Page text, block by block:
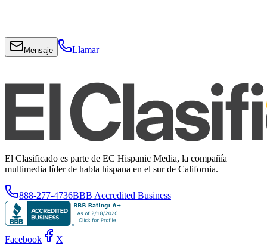
Mensaje Llamar
El Clasificado es parte de EC Hispanic Media, la compañía
multimedia líder de habla hispana en el sur de California.
888-277-4736BBB Accredited Business
Facebook X